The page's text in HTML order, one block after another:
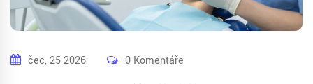
čec, 25 2026 0 Komentáře